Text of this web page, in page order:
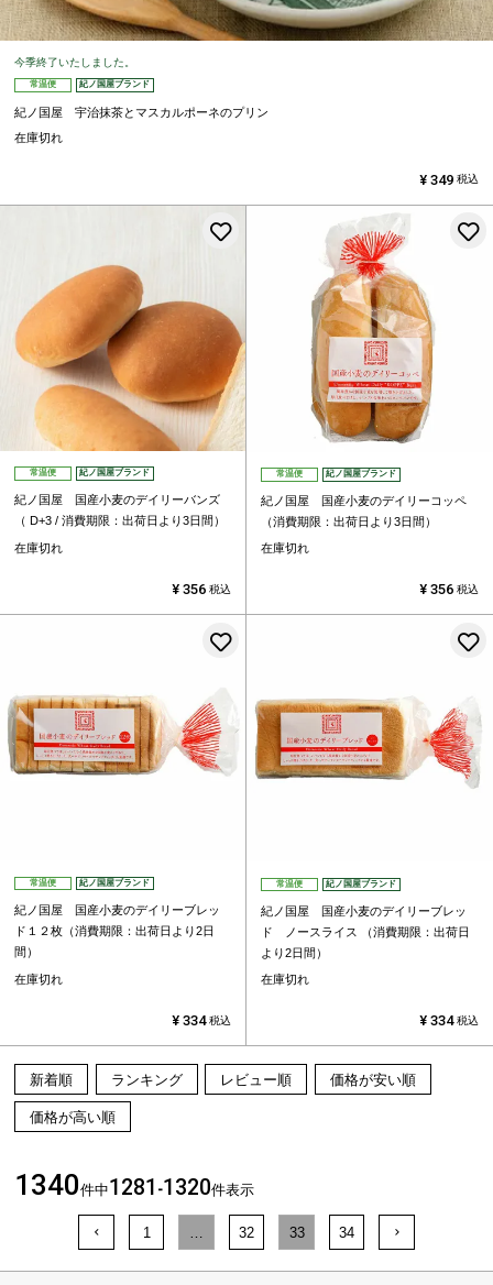
今季終了いたしました。
常温便 紀ノ国屋ブランド
紀ノ国屋 宇治抹茶とマスカルポーネのプリン
在庫切れ
¥ 349 税込
常温便 紀ノ国屋ブランド
紀ノ国屋 国産小麦のデイリーバンズ
（ D+3 / 消費期限：出荷日より3日間）
在庫切れ
お気に入りに登録する
¥ 356 税込
常温便 紀ノ国屋ブランド
紀ノ国屋 国産小麦のデイリーコッペ
（消費期限：出荷日より3日間）
在庫切れ
¥ 356 税込
常温便 紀ノ国屋ブランド
紀ノ国屋 国産小麦のデイリーブレッ
ド１２枚（消費期限：出荷日より2日
間）
在庫切れ
¥ 334 税込
常温便 紀ノ国屋ブランド
紀ノ国屋 国産小麦のデイリーブレッ
ド ノースライス （消費期限：出荷日
より2日間）
在庫切れ
¥ 334 税込
新着順 ランキング レビュー順 価格が安い順
価格が高い順
1340件中1281 -1320件表示
1 … 32 33 34